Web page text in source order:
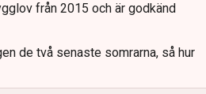
från 2015 och är godkänd
de två senaste somrarna, så hur